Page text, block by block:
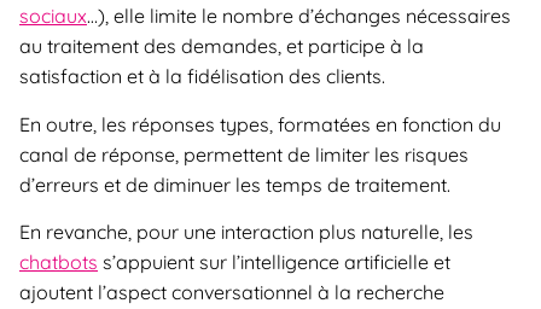
sociaux…), elle limite le nombre d’échanges nécessaires
au traitement des demandes, et participe à la
satisfaction et à la fidélisation des clients.
En outre, les réponses types, formatées en fonction du
canal de réponse, permettent de limiter les risques
d’erreurs et de diminuer les temps de traitement.
En revanche, pour une interaction plus naturelle, les
chatbots s’appuient sur l’intelligence artificielle et
ajoutent l’aspect conversationnel à la recherche